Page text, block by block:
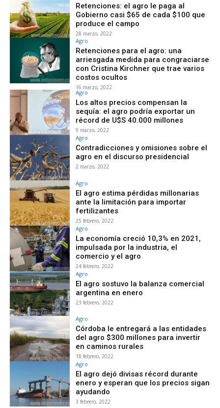
Retenciones: el agro le paga al
Gobierno casi $65 de cada $100 que
produce el campo
28 marzo, 2022
Agro
Retenciones para el agro: una
arriesgada medida para congraciarse
con Cristina Kirchner que trae varios
costos ocultos
16 marzo, 2022
Agro
Los altos precios compensan la
sequía: el agro podría exportar un
récord de U$S 40.000 millones
9 marzo, 2022
Agro
Contradicciones y omisiones sobre el
agro en el discurso presidencial
2 marzo, 2022
Agro
El agro estima pérdidas millonarias
ante la limitación para importar
fertilizantes
25 febrero, 2022
Agro
La economía creció 10,3% en 2021,
impulsada por la industria, el
comercio y el agro
24 febrero, 2022
Agro
El agro sostuvo la balanza comercial
argentina en enero
23 febrero, 2022
Agro
Córdoba le entregará a las entidades
del agro $300 millones para invertir
en caminos rurales
18 febrero, 2022
Agro
El agro dejó divisas récord durante
enero y esperan que los precios sigan
ayudando
3 febrero, 2022